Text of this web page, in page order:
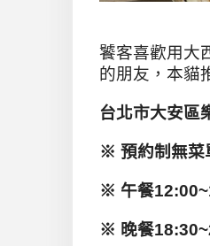
饕客喜歡用大
的朋友，本貓
台北市大安區
※ 預約制無菜
※ 午餐
※ 晚餐